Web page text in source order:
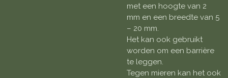
met een hoogte van 2
mm en een breedte van 5
– 20 mm.
Het kan ook gebruikt
worden om een barrière
te leggen.
Tegen mieren kan het ook